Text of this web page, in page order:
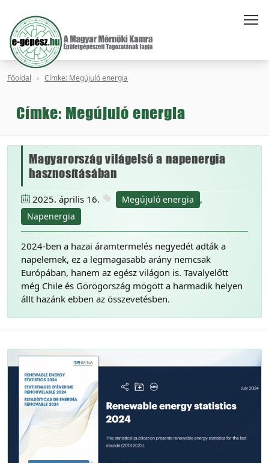
Főoldal Címke: Megújuló energia
Címke: Megújuló energia
Magyarország világelső a napenergia
hasznosításában
2025. április 16. Megújuló energia ,
Napenergia
2024-ben a hazai áramtermelés negyedét adták a
napelemek, ez a legmagasabb arány nemcsak
Európában, hanem az egész világon is. Tavalyelőtt
még Chile és Görögország mögött a harmadik helyen
állt hazánk ebben az összevetésben.